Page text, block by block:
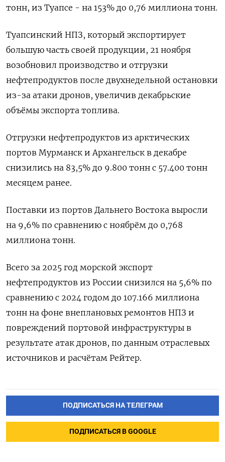
тонн, из Туапсе - ⁠на 153% до 0,76 миллиона ‍тонн.
Туапсинский НПЗ, который экспортирует
большую часть своей продукции, 21 ноября
‌возобновил производство и отгрузки
нефтепродуктов после двухнедельной остановки
из-за атаки дронов, увеличив декабрьские
объёмы экспорта топлива.
Отгрузки нефтепродуктов из арктических
портов Мурманск и Архангельск в декабре
снизились на 83,5% до 9.800 тонн с 57.400 тонн
месяцем ранее.
Поставки из портов Дальнего Востока выросли
‍на 9,6% по сравнению ‍с ноябрём до 0,768
миллиона тонн.
Всего за 2025 год морской экспорт
нефтепродуктов ‍из России снизился на 5,6% по
сравнению с 2024 годом до 107.166 миллиона
тонн на фоне внеплановых ремонтов НПЗ ⁠и
повреждений портовой инфраструктуры в
результате атак дронов, по данным отраслевых
источников и расчётам Рейтер.
ПОДПИСАТЬСЯ НА ТЕЛЕГРАМ
ПОДПИСАТЬСЯ В GOOGLE